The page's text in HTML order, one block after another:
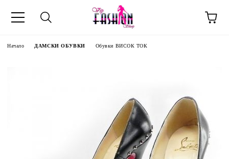
Начало ДАМСКИ ОБУВКИ Обувки ВИСОК ТОК